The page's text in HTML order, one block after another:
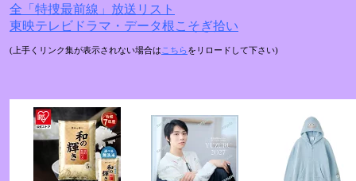
全「特捜最前線」放送リスト
東映テレビドラマ・データ根こそぎ拾い
(上手くリンク集が表示されない場合は こちらをリロードして下さい)